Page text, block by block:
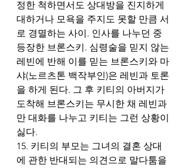
정한 척하면서도 상대방을 진지하게
대하거나 모욕을 주지도 못할 만큼 서
로 경멸하는 사이. 인사를 나누던 중
등장한 브론스키. 심령술을 믿지 않는
레빈에 반해 이를 믿는 브론스키와 마
샤(노르츠톤 백작부인)은 레빈과 토론
을 하게 된다. 그 후 키티의 아버지가
도착해 브론스키는 무시한 채 레빈과
만 대화를 나누고 키티는 그런 상황이
싫다.
15. 키티의 부모는 그녀의 결혼 상대
에 관한 반대되는 의견으로 말다툼을